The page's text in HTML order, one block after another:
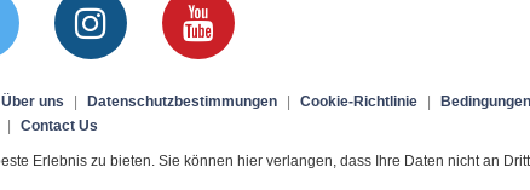
Über uns Datenschutzbestimmungen Cookie-Richtlinie
Contact Us
Erlebnis zu bieten. Sie können hier verlangen, dass Ihre Daten nicht an